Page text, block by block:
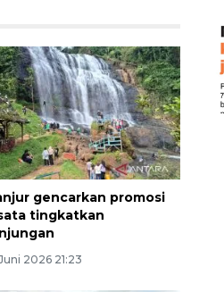
gencarkan promosi
tingkatkan
2026 21:23